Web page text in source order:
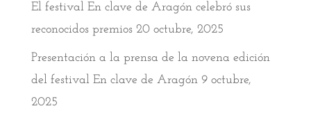
El festival En clave de Aragón celebró sus
reconocidos premios 20 octubre, 2025
Presentación a la prensa de la novena edición
del festival En clave de Aragón 9 octubre,
2025